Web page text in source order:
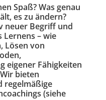
Spaß? Was genau
es zu ändern?
neuer Begriff und
Lernens – wie
Lösen von
eigener Fähigkeiten
bieten
regelmäßige
(siehe